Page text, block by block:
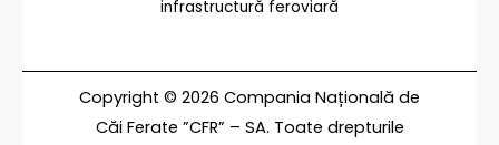
infrastructură feroviară
Copyright © 2026 Compania Națională de
Căi Ferate ”CFR” – SA. Toate drepturile